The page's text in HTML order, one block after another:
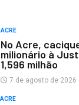
ACRE
No Acre,
milionário à
1,596 milhão
7 de agosto de 2026
ACRE